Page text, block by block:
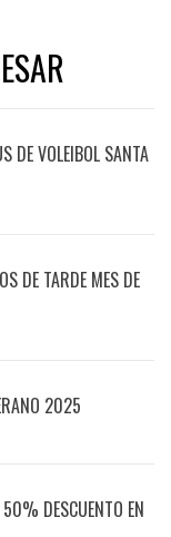
DE VOLEIBOL SANTA
DE TARDE MES DE
2025
50% DESCUENTO EN